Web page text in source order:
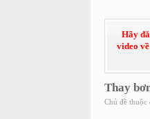
Hãy
video
Thay
Chủ đề thuộc